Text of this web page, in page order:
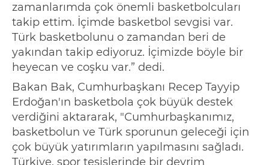
zamanlarımda çok önemli basketbolcuları
takip ettim. İçimde basketbol sevgisi var.
Türk basketbolunu o zamandan beri de
yakından takip ediyoruz. İçimizde böyle bir
heyecan ve coşku var.” dedi.
Bakan Bak, Cumhurbaşkanı Recep Tayyip
Erdoğan'ın basketbola çok büyük destek
verdiğini aktararak, "Cumhurbaşkanımız,
basketbolun ve Türk sporunun geleceği için
çok büyük yatırımların yapılmasını sağladı.
Türkiye, spor tesislerinde bir devrim